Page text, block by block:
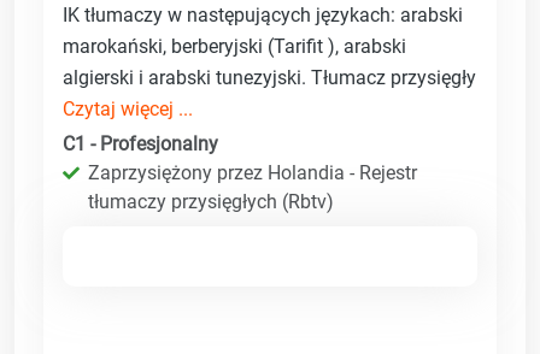
IK tłumaczy w następujących językach: arabski
marokański, berberyjski (Tarifit ), arabski
algierski i arabski tunezyjski. Tłumacz przysięgły
Czytaj więcej ...
C1 - Profesjonalny
Zaprzysiężony przez Holandia - Rejestr
tłumaczy przysięgłych (Rbtv)